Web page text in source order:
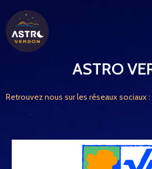
ASTRO
Retrouvez nous sur les réseaux sociaux :